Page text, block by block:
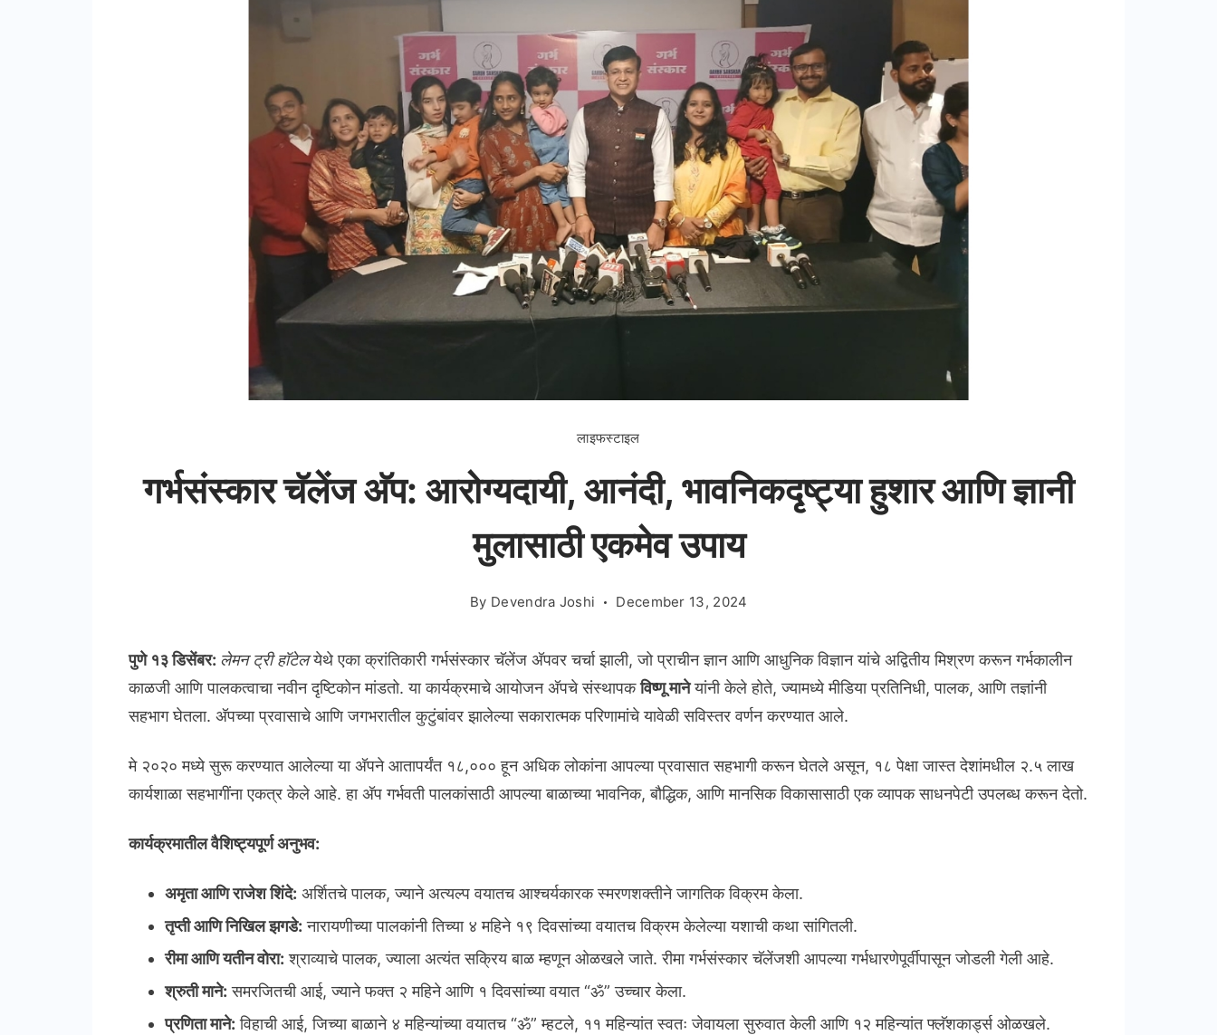
लाइफस्टाइल
गर्भसंस्कार चॅलेंज अ‍ॅप: आरोग्यदायी, आनंदी, भावनिकदृष्ट्या हुशार आणि ज्ञानी
मुलासाठी एकमेव उपाय
By Devendra Joshi December 13, 2024
पुणे १३ डिसेंबर: लेमन ट्री हॉटेलयेथे एका क्रांतिकारी गर्भसंस्कार चॅलेंज अ‍ॅपवर चर्चा झाली, जो प्राचीन ज्ञान आणि आधुनिक विज्ञान यांचे अद्वितीय मिश्रण करून गर्भकालीन
काळजी आणि पालकत्वाचा नवीन दृष्टिकोन मांडतो. या कार्यक्रमाचे आयोजन अ‍ॅपचे संस्थापकविष्णू मानेयांनी केले होते, ज्यामध्ये मीडिया प्रतिनिधी, पालक, आणि तज्ञांनी
सहभाग घेतला. अ‍ॅपच्या प्रवासाचे आणि जगभरातील कुटुंबांवर झालेल्या सकारात्मक परिणामांचे यावेळी सविस्तर वर्णन करण्यात आले.
मे २०२० मध्ये सुरू करण्यात आलेल्या या अ‍ॅपने आतापर्यंत १८,००० हून अधिक लोकांना आपल्या प्रवासात सहभागी करून घेतले असून, १८ पेक्षा जास्त देशांमधील २.५ लाख
कार्यशाळा सहभागींना एकत्र केले आहे. हा अ‍ॅप गर्भवती पालकांसाठी आपल्या बाळाच्या भावनिक, बौद्धिक, आणि मानसिक विकासासाठी एक व्यापक साधनपेटी उपलब्ध करून देतो.
कार्यक्रमातील वैशिष्ट्यपूर्ण अनुभव:
अमृता आणि राजेश शिंदे: अर्शितचे पालक, ज्याने अत्यल्प वयातच आश्चर्यकारक स्मरणशक्तीने जागतिक विक्रम केला.
तृप्ती आणि निखिल झगडे: नारायणीच्या पालकांनी तिच्या ४ महिने १९ दिवसांच्या वयातच विक्रम केलेल्या यशाची कथा सांगितली.
रीमा आणि यतीन वोरा: श्राव्याचे पालक, ज्याला अत्यंत सक्रिय बाळ म्हणून ओळखले जाते. रीमा गर्भसंस्कार चॅलेंजशी आपल्या गर्भधारणेपूर्वीपासून जोडली गेली आहे.
श्रुती माने: समरजितची आई, ज्याने फक्त २ महिने आणि १ दिवसांच्या वयात “ॐ” उच्चार केला.
प्रणिता माने: विहाची आई, जिच्या बाळाने ४ महिन्यांच्या वयातच “ॐ” म्हटले, ११ महिन्यांत स्वतः जेवायला सुरुवात केली आणि १२ महिन्यांत फ्लॅशकार्ड्स ओळखले.